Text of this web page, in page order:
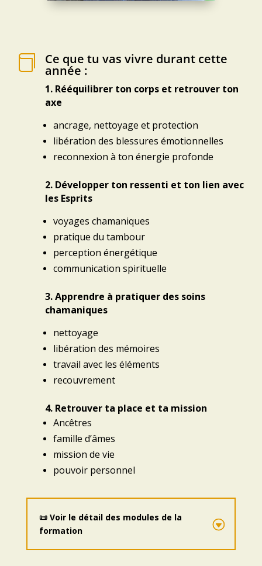
 Ce que tu vas vivre durant cette
année :
1. Rééquilibrer ton corps et retrouver ton
axe
ancrage, nettoyage et protection
libération des blessures émotionnelles
reconnexion à ton énergie profonde
2. Développer ton ressenti et ton lien avec
les Esprits
voyages chamaniques
pratique du tambour
perception énergétique
communication spirituelle
3. Apprendre à pratiquer des soins
chamaniques
nettoyage
libération des mémoires
travail avec les éléments
recouvrement
4. Retrouver ta place et ta mission
Ancêtres
famille d’âmes
mission de vie
pouvoir personnel
📜 Voir le détail des modules de la
formation